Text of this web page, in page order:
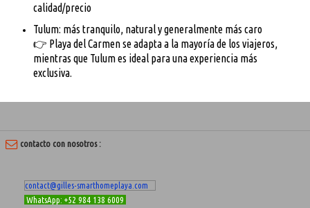
calidad/precio
Tulum: más tranquilo, natural y generalmente más caro
👉 Playa del Carmen se adapta a la mayoría de los viajeros,
mientras que Tulum es ideal para una experiencia más
exclusiva.
contacto con nosotros :
contact@gilles-smarthomeplaya.com
WhatsApp: +52 984 138 6009